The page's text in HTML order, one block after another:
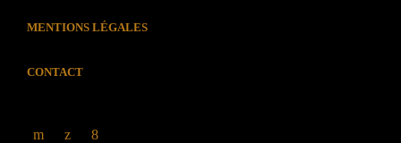
MENTIONS LÉGALES
CONTACT